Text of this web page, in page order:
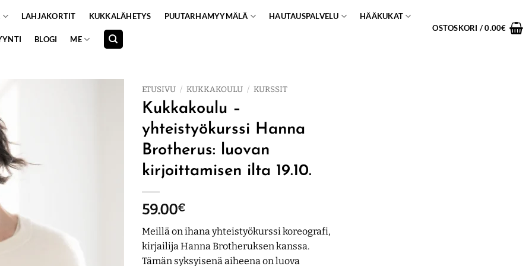
LAHJAKORTIT KUKKALÄHETYS PUUTARHAMYYMÄLÄ HAUTAUSPALVELU HÄÄKUKAT
BLOGI ME
OSTOSKORI /0.00€
ETUSIVU / KUKKAKOULU / KURSSIT
Kukkakoulu –
yhteistyökurssi Hanna
Brotherus: luovan
kirjoittamisen ilta 19.10.
59.00€
Meillä on ihana yhteistyökurssi koreografi,
kirjailija Hanna Brotheruksen kanssa.
Tämän syksyisenä aiheena on luova